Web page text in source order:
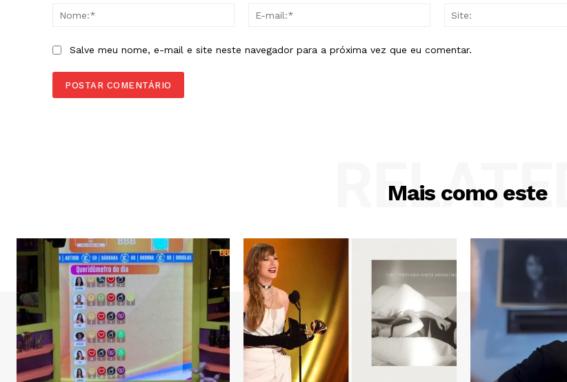
Nome:*
Salve meu nome, e-mail e site neste navegador para a próxima vez que eu comentar.
Mais como este
RELATED